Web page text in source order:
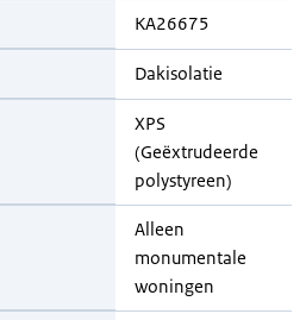
KA26675
Dakisolatie
XPS
(Geëxtrudeerde
polystyreen)
Alleen
monumentale
woningen